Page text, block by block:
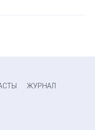
ЖУРНАЛ